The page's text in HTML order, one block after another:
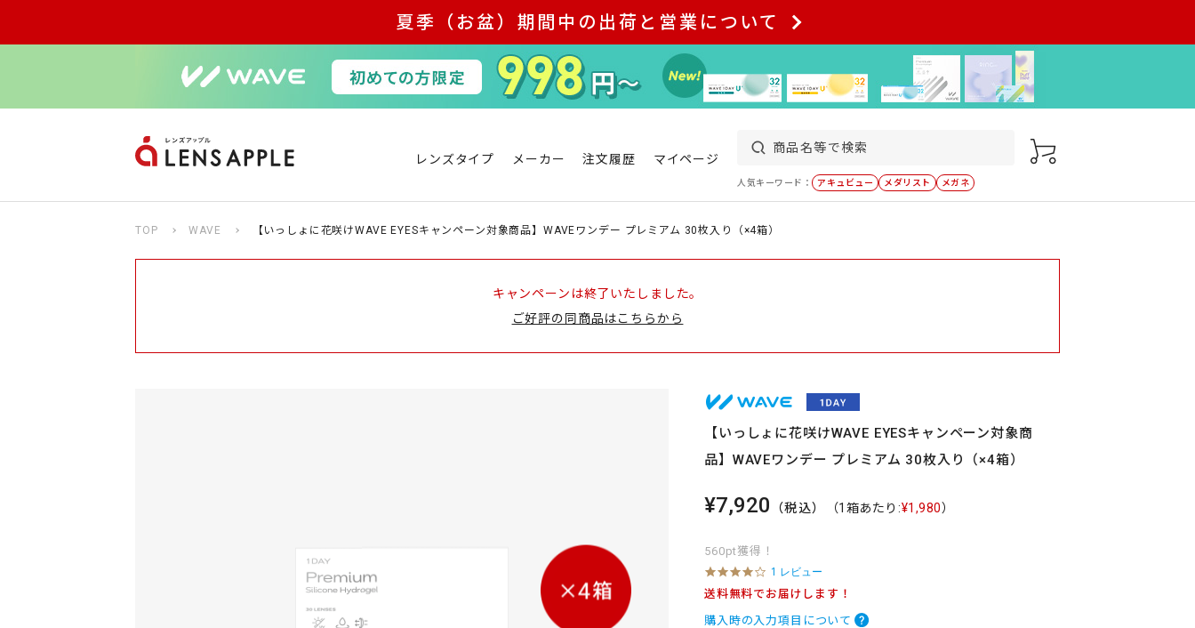
夏季（お盆）期間中の出荷と営業について
レンズタイプ メーカー 注文履歴 マイページ
人気キーワード： アキュビュー メダリスト メガネ
TOP WAVE 【いっしょに花咲けWAVE EYESキャンペーン対象商品】WAVEワンデー プレミアム 30枚入り（×4箱）
キャンペーンは終了いたしました。
ご好評の同商品はこちらから
【いっしょに花咲けWAVE EYESキャンペーン対象商
品】WAVEワンデー プレミアム 30枚入り（×4箱）
¥7,920 （税込） （1箱あたり:¥1,980）
560pt獲得！
4
.
0
s
1 レビュー
送料無料でお届けします！
購入時の入力項目について